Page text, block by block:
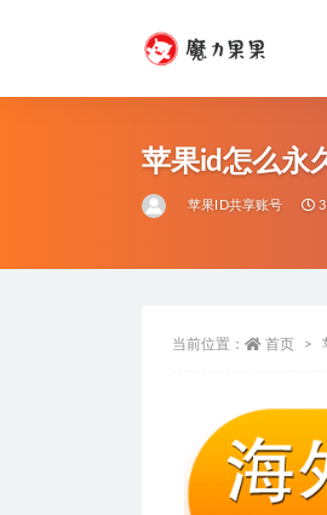
苹果id怎么永
苹果ID共享账号 3
当前位置： 首页